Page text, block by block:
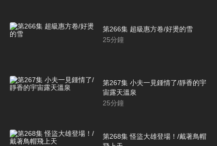
第266集 超級惠方卷/好燙的雪
25分鐘
第267集 小夫一見鍾情了/靜香的宇
宙露天溫泉
25分鐘
第268集 怪盜大雄登場！/戴著鳥帽